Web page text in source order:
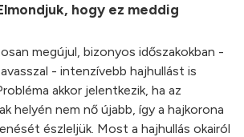
hogy ez meddig
megújul, bizonyos időszakokban -
- intenzívebb hajhullást is
akkor jelentkezik, ha az
helyén nem nő újabb, így a hajkorona
észleljük. Most a hajhullás okairól